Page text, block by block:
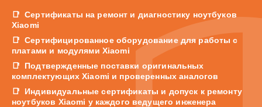
Сертификаты на ремонт и диагностику ноутбуков
Xiaomi
Сертифицированное оборудование для работы с
платами и модулями Xiaomi
Подтвержденные поставки оригинальных
комплектующих Xiaomi и проверенных аналогов
Индивидуальные сертификаты и допуск к ремонту
ноутбуков Xiaomi у каждого ведущего инженера